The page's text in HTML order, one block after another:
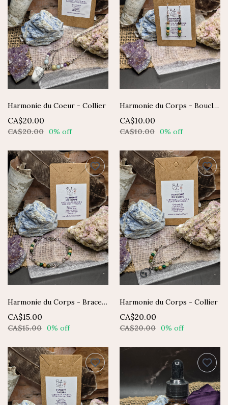
Harmonie du Coeur - Collier
CA$20.00
CA$20.00 0% off
Harmonie du Corps - Boucles d'oreilles
CA$10.00
CA$10.00 0% off
Harmonie du Corps - Bracelet
CA$15.00
CA$15.00 0% off
Harmonie du Corps - Collier
CA$20.00
CA$20.00 0% off